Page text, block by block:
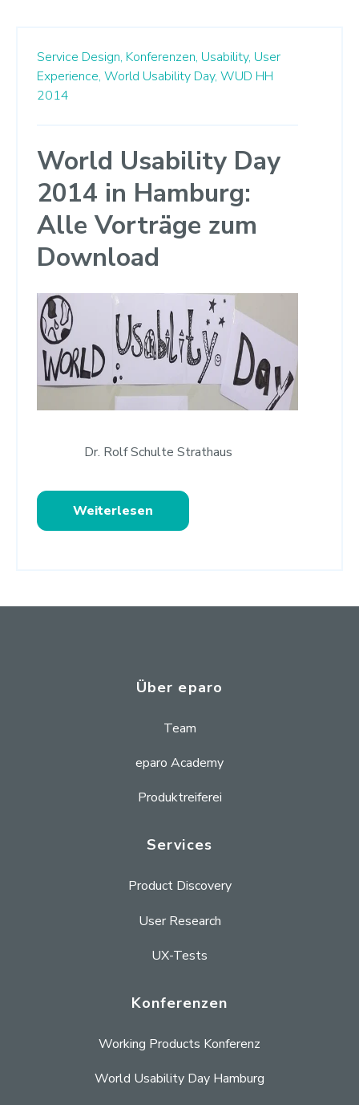
Service Design, Konferenzen, Usability, User
Experience, World Usability Day, WUD HH
2014
World Usability Day
2014 in Hamburg:
Alle Vorträge zum
Download
Dr. Rolf Schulte Strathaus
Weiterlesen
Über eparo
Team
eparo Academy
Produktreiferei
Services
Product Discovery
User Research
UX-Tests
Konferenzen
Working Products Konferenz
World Usability Day Hamburg